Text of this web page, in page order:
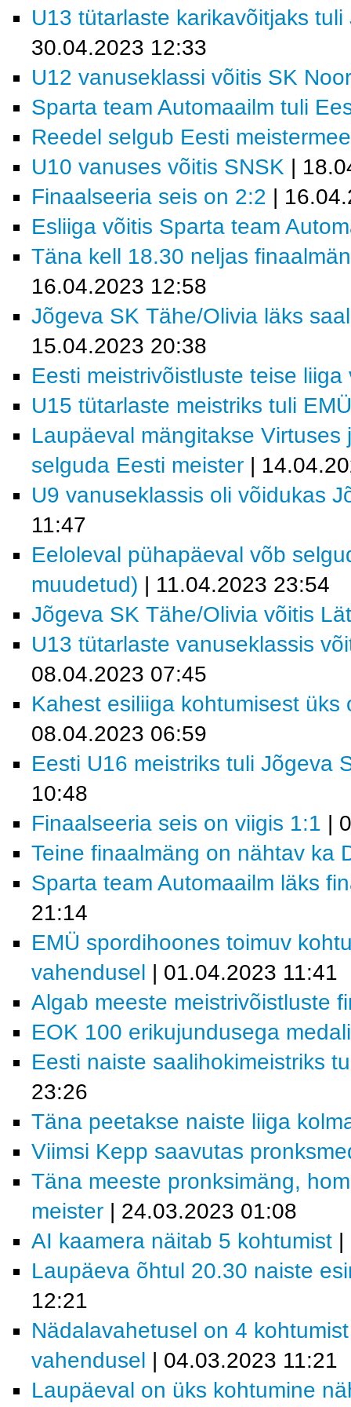
U13 tütarlaste karikavõitjaks
30.04.2023 12:33
U12 vanuseklassi võitis SK
Sparta team Automaailm tuli
Reedel selgub Eesti
U10 vanuses võitis SNSK |
Finaalseeria seis on 2:2 |
Esliiga võitis Sparta team
Täna kell 18.30 neljas
16.04.2023 12:58
Jõgeva SK Tähe/Olivia läks
15.04.2023 20:38
Eesti meistrivõistluste teise
U15 tütarlaste meistriks tuli
Laupäeval mängitakse
selguda Eesti meister |
U9 vanuseklassis oli võidukas
11:47
Eeloleval pühapäeval võb
muudetud) | 11.04.2023 23:54
Jõgeva SK Tähe/Olivia võitis
U13 tütarlaste vanuseklassis
08.04.2023 07:45
Kahest esiliiga kohtumisest
08.04.2023 06:59
Eesti U16 meistriks tuli Jõgeva
10:48
Finaalseeria seis on viigis 1:1 |
Teine finaalmäng on nähtav ka
Sparta team Automaailm läks
21:14
EMÜ spordihoones toimuv
vahendusel | 01.04.2023 11:41
Algab meeste meistrivõistluste
EOK 100 erikujundusega
Eesti naiste saalihokimeistriks
23:26
Täna peetakse naiste liiga
Viimsi Kepp saavutas
Täna meeste pronksimäng,
meister | 24.03.2023 01:08
AI kaamera näitab 5 kohtumist |
Laupäeva õhtul 20.30 naiste
12:21
Nädalavahetusel on 4
vahendusel | 04.03.2023 11:21
Laupäeval on üks kohtumine